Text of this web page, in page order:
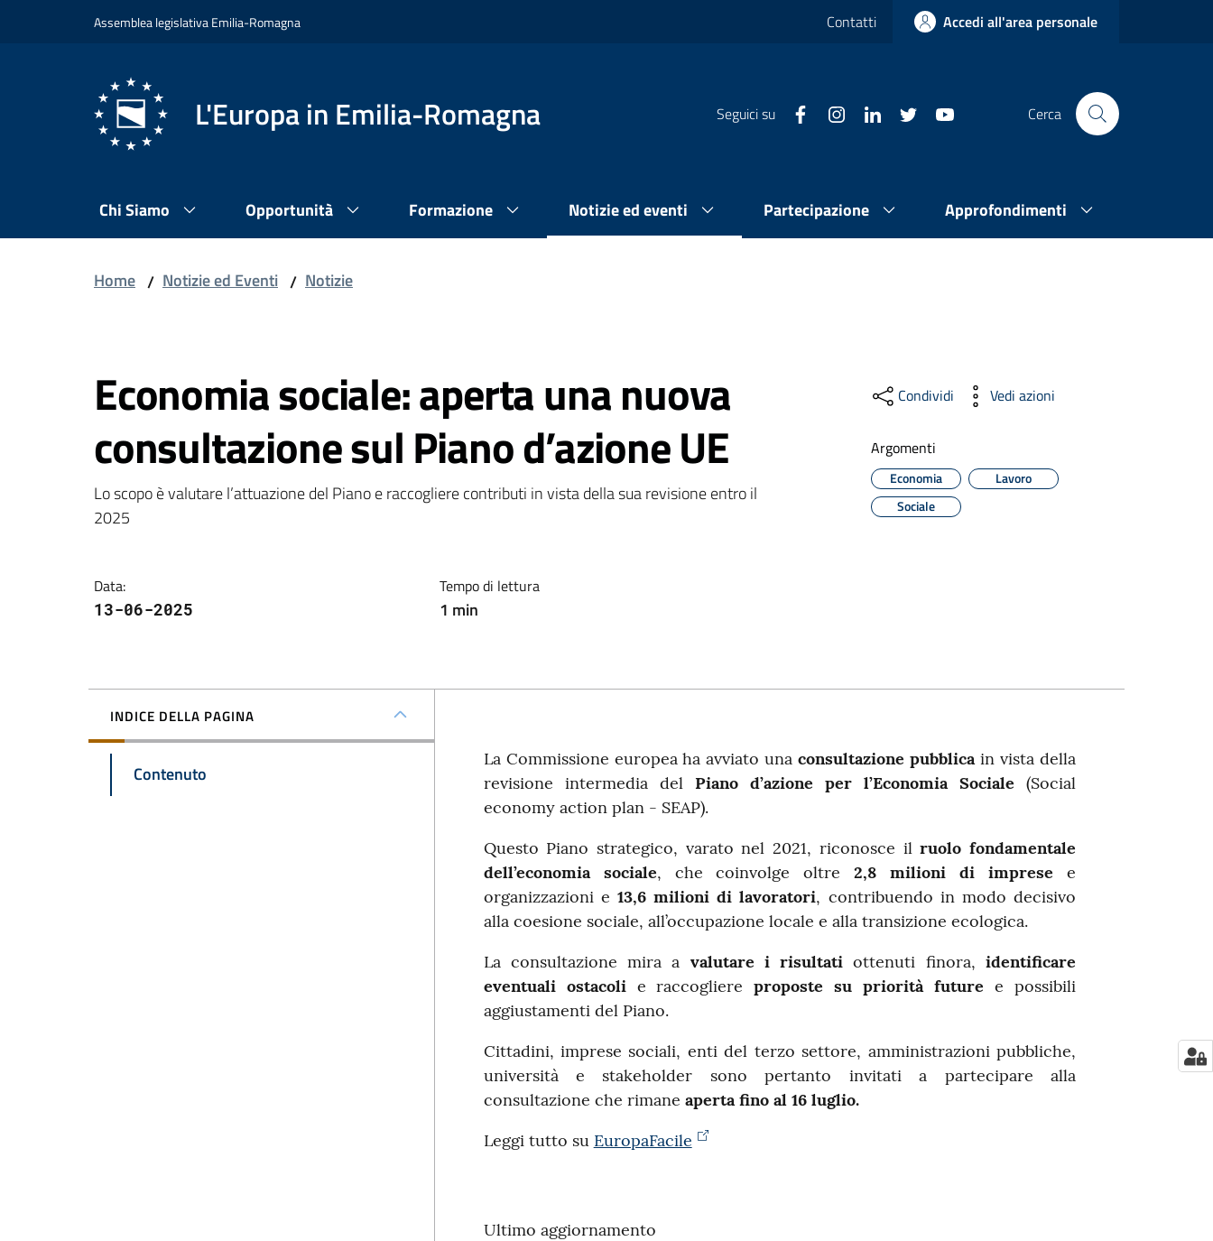
Vai al contenuto
Vai alla navigazioneAssemblea legislativa Emilia-Romagna Contatti Accedi all'area personale
L'Europa in Emilia-Romagna Seguici su Cerca
Chi Siamo Opportunità Formazione Notizie ed eventi Partecipazione Approfondimenti
Home / Notizie ed Eventi / Notizie
Economia sociale: aperta una nuova
consultazione sul Piano d’azione UE
Lo scopo è valutare l’attuazione del Piano e raccogliere contributi in vista della sua revisione entro il
2025
Data:
13-06-2025
Tempo di lettura
1 min
Condividi Vedi azioni
Argomenti
Economia
Lavoro
Sociale
INDICE DELLA PAGINA
Contenuto
La Commissione europea ha avviato unaconsultazione pubblicain vista della
revisione intermedia del Piano d’azione per l’Economia Sociale (Social
economy action plan - SEAP).
Questo Piano strategico, varato nel 2021, riconosce ilruolo fondamentale
dell’economia sociale, che coinvolge oltre2,8 milioni di imprese e
organizzazioni e 13,6 milioni di lavoratori, contribuendo in modo decisivo
alla coesione sociale, all’occupazione locale e alla transizione ecologica.
La consultazione mira a valutare i risultati ottenuti finora,identificare
eventuali ostacolie raccogliereproposte su priorità future e possibili
aggiustamenti del Piano.
Cittadini, imprese sociali, enti del terzo settore, amministrazioni pubbliche,
università e stakeholder sono pertanto invitati a partecipare alla
consultazione che rimane aperta fino al 16 luglio.
Leggi tutto su EuropaFacile
Ultimo aggiornamento